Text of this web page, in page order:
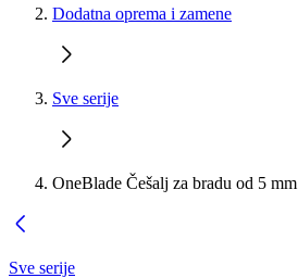
Dodatna oprema i zamene
Sve serije
OneBlade Češalj za bradu od 5 mm
Sve serije